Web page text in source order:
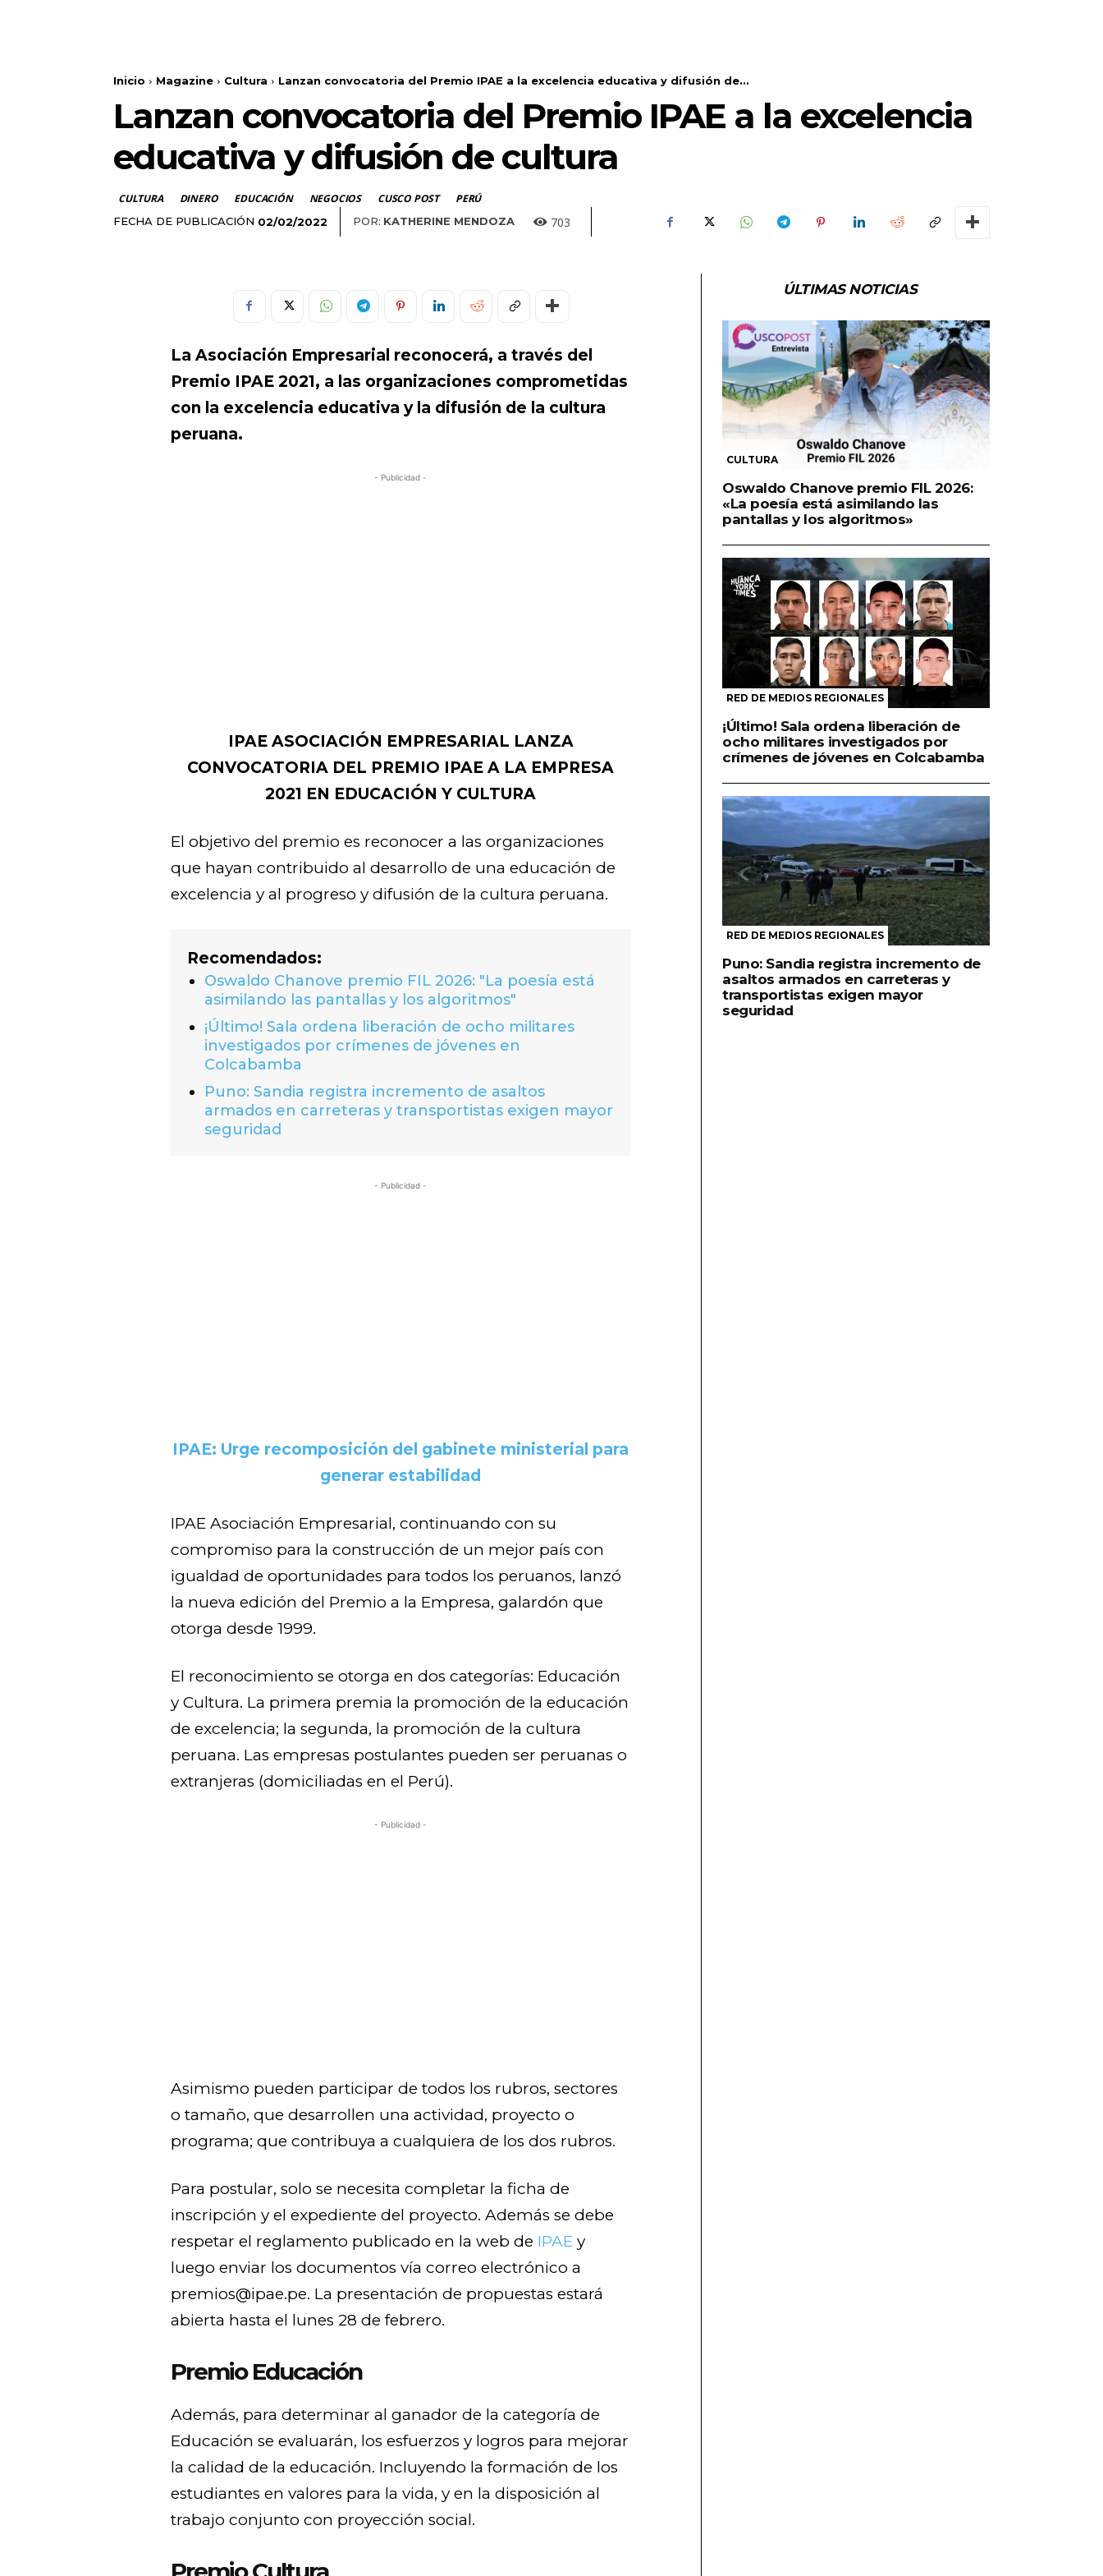
Inicio Magazine Cultura Lanzan convocatoria del Premio IPAE a la excelencia educativa y difusión de...
Lanzan convocatoria del Premio IPAE a la excelencia
educativa y difusión de cultura
CULTURA DINERO EDUCACIÓN NEGOCIOS CUSCO POST PERÚ
FECHA DE PUBLICACIÓN 02/02/2022 POR: KATHERINE MENDOZA 703
La Asociación Empresarial reconocerá, a través del
Premio IPAE 2021, a las organizaciones comprometidas
con la excelencia educativa y la difusión de la cultura
peruana.
- Publicidad -
IPAE ASOCIACIÓN EMPRESARIAL LANZA
CONVOCATORIA DEL PREMIO IPAE A LA EMPRESA
2021 EN EDUCACIÓN Y CULTURA
El objetivo del premio es reconocer a las organizaciones
que hayan contribuido al desarrollo de una educación de
excelencia y al progreso y difusión de la cultura peruana.
Recomendados:
Oswaldo Chanove premio FIL 2026: "La poesía está
asimilando las pantallas y los algoritmos"
¡Último! Sala ordena liberación de ocho militares
investigados por crímenes de jóvenes en
Colcabamba
Puno: Sandia registra incremento de asaltos
armados en carreteras y transportistas exigen mayor
seguridad
- Publicidad -
IPAE: Urge recomposición del gabinete ministerial para
generar estabilidad
IPAE Asociación Empresarial, continuando con su
compromiso para la construcción de un mejor país con
igualdad de oportunidades para todos los peruanos, lanzó
la nueva edición del Premio a la Empresa, galardón que
otorga desde 1999.
El reconocimiento se otorga en dos categorías: Educación
y Cultura. La primera premia la promoción de la educación
de excelencia; la segunda, la promoción de la cultura
peruana. Las empresas postulantes pueden ser peruanas o
extranjeras (domiciliadas en el Perú).
- Publicidad -
Asimismo pueden participar de todos los rubros, sectores
o tamaño, que desarrollen una actividad, proyecto o
programa; que contribuya a cualquiera de los dos rubros.
Para postular, solo se necesita completar la ficha de
inscripción y el expediente del proyecto. Además se debe
respetar el reglamento publicado en la web de IPAE y
luego enviar los documentos vía correo electrónico a
premios@ipae.pe. La presentación de propuestas estará
abierta hasta el lunes 28 de febrero.
Premio Educación
Además, para determinar al ganador de la categoría de
Educación se evaluarán, los esfuerzos y logros para mejorar
la calidad de la educación. Incluyendo la formación de los
estudiantes en valores para la vida, y en la disposición al
trabajo conjunto con proyección social.
ÚLTIMAS NOTICIAS
CULTURA
Oswaldo Chanove premio FIL 2026:
«La poesía está asimilando las
pantallas y los algoritmos»
RED DE MEDIOS REGIONALES
¡Último! Sala ordena liberación de
ocho militares investigados por
crímenes de jóvenes en Colcabamba
RED DE MEDIOS REGIONALES
Puno: Sandia registra incremento de
asaltos armados en carreteras y
transportistas exigen mayor
seguridad